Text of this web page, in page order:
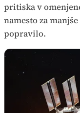
pritiska v
namesto za
popravilo.